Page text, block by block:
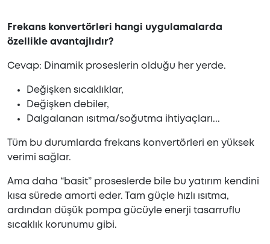
Frekans konvertörleri hangi uygulamalarda
özellikle avantajlıdır?
Cevap: Dinamik proseslerin olduğu her yerde.
Değişken sıcaklıklar,
Değişken debiler,
Dalgalanan ısıtma/soğutma ihtiyaçları...
Tüm bu durumlarda frekans konvertörleri en yüksek
verimi sağlar.
Ama daha “basit” proseslerde bile bu yatırım kendini
kısa sürede amorti eder. Tam güçle hızlı ısıtma,
ardından düşük pompa gücüyle enerji tasarruflu
sıcaklık korunumu gibi.